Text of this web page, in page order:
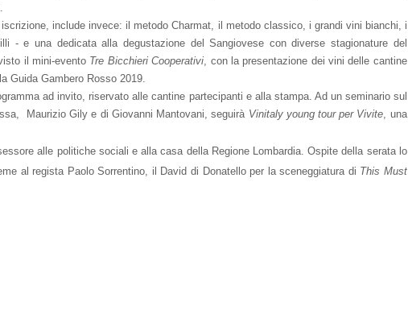
include invece: il metodo Charmat, il metodo classico, i grandi vini bianchi, i
- e una dedicata alla degustazione del Sangiovese con diverse stagionature del
il mini-evento Tre Bicchieri Cooperativi , con la presentazione dei vini delle cantine
Guida Gambero Rosso 2019.
ad invito, riservato alle cantine partecipanti e alla stampa. Ad un seminario sul
Maurizio Gily e di Giovanni Mantovani, seguirà Vinitaly young tour per Vivite , una
alle politiche sociali e alla casa della Regione Lombardia. Ospite della serata lo
al regista Paolo Sorrentino, il David di Donatello per la sceneggiatura di This Must